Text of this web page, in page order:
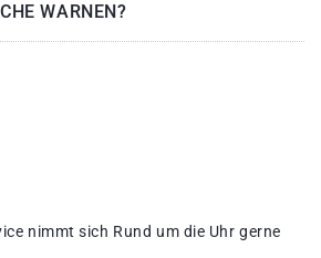
WARNEN?
nimmt sich Rund um die Uhr gerne